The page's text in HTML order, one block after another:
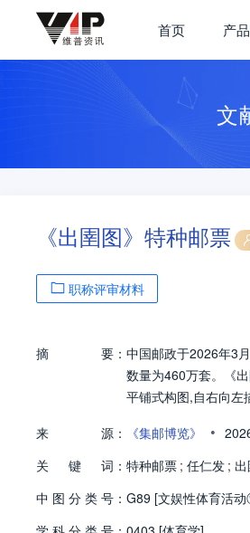
首页 产
文
《出圉图》特种邮票
职称评审材料
摘 要： 中国邮政于2026年3
数量为460万套。《
平铺式构图,自右向左
来
源： 《集邮博览》 •
关
键 词： 特种邮票 ; 任仁发 ;
中 图 分 类 号： G89 [文娱性体育活